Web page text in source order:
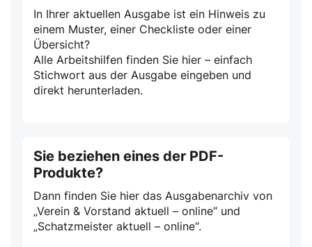
In Ihrer aktuellen Ausgabe ist ein Hinweis zu
einem Muster, einer Checkliste oder einer
Übersicht?
Alle Arbeitshilfen finden Sie hier – einfach
Stichwort aus der Ausgabe eingeben und
direkt herunterladen.
Sie beziehen eines der PDF-
Produkte?
Dann finden Sie hier das Ausgabenarchiv von
„Verein & Vorstand aktuell – online“ und
„Schatzmeister aktuell – online“.